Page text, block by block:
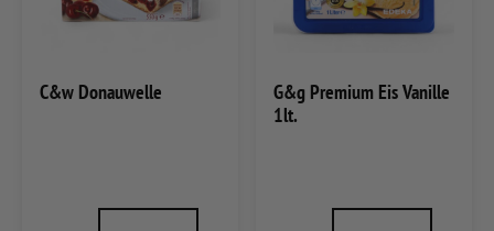
C&w Donauwelle
G&g Premium Eis Vanille
1lt.